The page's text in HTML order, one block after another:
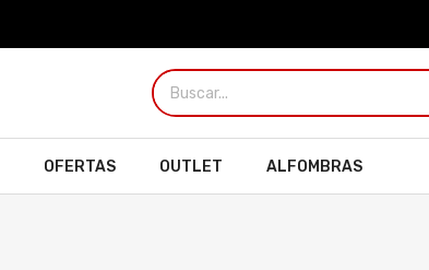
OFERTAS OUTLET ALFOMBRAS